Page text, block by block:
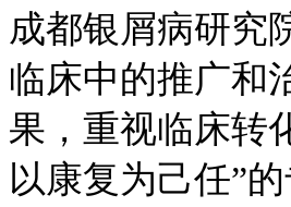
成都银屑病研究
临床中的推广和
果，重视临床转
以康复为己任”